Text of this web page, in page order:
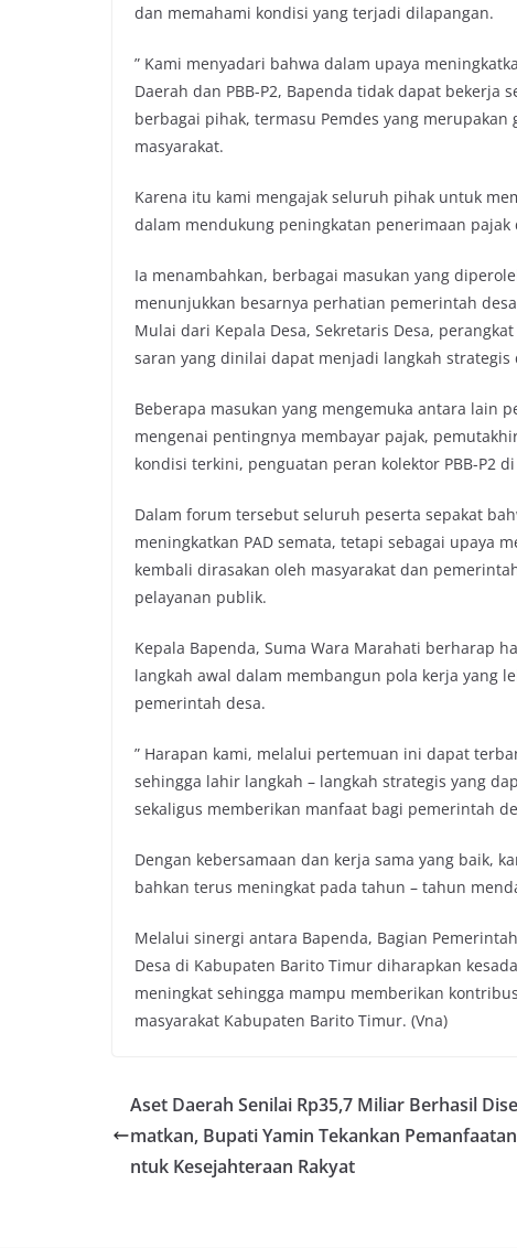
dan memahami kondisi yang terjadi dilapangan.
” Kami menyadari bahwa dalam upaya
Daerah dan PBB-P2, Bapenda tidak dapat
berbagai pihak, termasu Pemdes yang
masyarakat.
Karena itu kami mengajak seluruh pihak untuk
dalam mendukung peningkatan penerimaan pajak
Ia menambahkan, berbagai masukan yang
menunjukkan besarnya perhatian pemerintah
Mulai dari Kepala Desa, Sekretaris Desa,
saran yang dinilai dapat menjadi langkah
Beberapa masukan yang mengemuka antara lain
mengenai pentingnya membayar pajak,
kondisi terkini, penguatan peran kolektor PBB-P2 di
Dalam forum tersebut seluruh peserta sepakat
meningkatkan PAD semata, tetapi sebagai upaya
kembali dirasakan oleh masyarakat dan
pelayanan publik.
Kepala Bapenda, Suma Wara Marahati berharap
langkah awal dalam membangun pola kerja yang
pemerintah desa.
” Harapan kami, melalui pertemuan ini dapat
sehingga lahir langkah – langkah strategis yang
sekaligus memberikan manfaat bagi pemerintah
Dengan kebersamaan dan kerja sama yang baik,
bahkan terus meningkat pada tahun – tahun
Melalui sinergi antara Bapenda, Bagian
Desa di Kabupaten Barito Timur diharapkan
meningkat sehingga mampu memberikan
masyarakat Kabupaten Barito Timur. (Vna)
Aset Daerah Senilai Rp35,7 Miliar Berhasil
matkan, Bupati Yamin Tekankan
ntuk Kesejahteraan Rakyat